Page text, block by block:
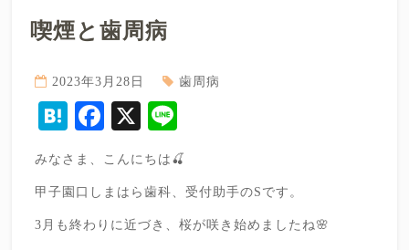
喫煙と歯周病
2023年3月28日 歯周病
HatenaFacebook
X
みなさま、こんにちは🍒
甲子園口しまはら歯科、受付助手のSです。
3月も終わりに近づき、桜が咲き始めましたね🌸